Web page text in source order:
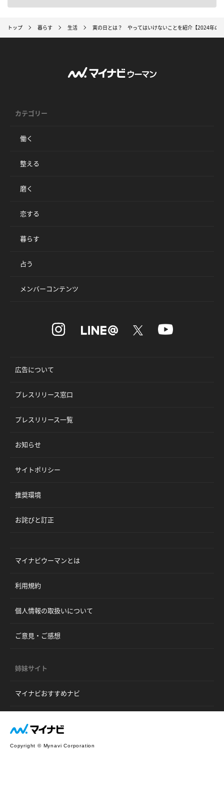
トップ 暮らす 生活 寅の日とは？ やってはいけないことを紹介【2024年の
カテゴリー
働く
整える
磨く
恋する
暮らす
占う
メンバーコンテンツ
広告について
プレスリリース窓口
プレスリリース一覧
お知らせ
サイトポリシー
推奨環境
お詫びと訂正
マイナビウーマンとは
利用規約
個人情報の取扱いについて
ご意見・ご感想
姉妹サイト
マイナビおすすめナビ
Copyright © Mynavi Corporation